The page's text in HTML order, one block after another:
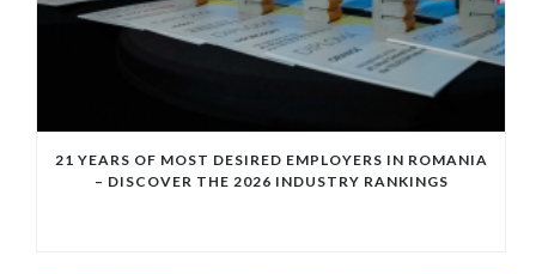
21 YEARS OF MOST DESIRED EMPLOYERS IN ROMANIA
– DISCOVER THE 2026 INDUSTRY RANKINGS